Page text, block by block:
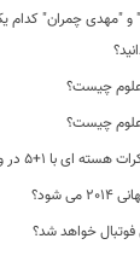
"مهدی چمران" کدام
علوم چیست؟
علوم چیست؟
ای با 1+5 در وین؟
شود؟
خواهد شد؟